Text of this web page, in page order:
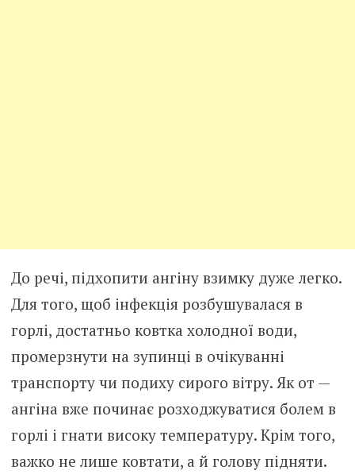
До речі, підхопити ангіну взимку дуже легко.
Для того, щоб інфекція розбушувалася в
горлі, достатньо ковтка холодної води,
промерзнути на зупинці в очікуванні
транспорту чи подиху сирого вітру. Як от —
ангіна вже починає розходжуватися болем в
горлі і гнати високу температуру. Крім того,
важко не лише ковтати, а й голову підняти.